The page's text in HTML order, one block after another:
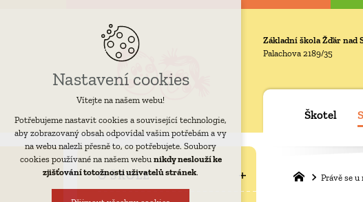
Základní škola Žďár nad
Palachova 2189/35
Škotel
O ŠKOLE Právě se u
Nastavení cookies
Vítejte na našem webu!
Potřebujeme nastavit cookies a související technologie,
aby zobrazovaný obsah odpovídal vašim potřebám a vy
na webu nalezli přesně to, co potřebujete. Soubory
cookies používané na našem webu nikdy neslouží ke
zjišťování totožnosti uživatelů stránek.